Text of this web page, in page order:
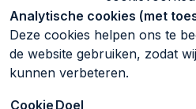
Analytische cookies (met
Deze cookies helpen ons te
de website gebruiken, zodat
kunnen verbeteren.
Cookie Doel